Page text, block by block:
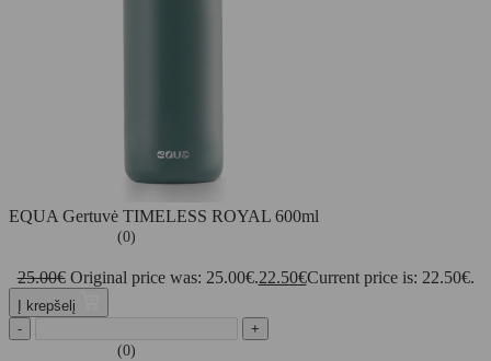
EQUA Gertuvė TIMELESS ROYAL 600ml
(0)
25.00€ Original price was: 25.00€.22.50€Current price is: 22.50€.
Į krepšelį
-
+
(0)